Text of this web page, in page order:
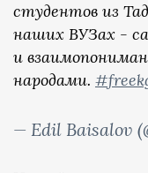
студентов из
наших ВУЗах -
и
народами.
— Edil Baisalov